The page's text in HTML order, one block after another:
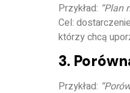
Przykład: “Plan
Cel:
którzy chcą
3.
Przykład: